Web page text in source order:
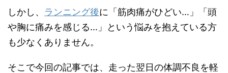
しかし、 ランニング後に「筋肉痛がひどい…」「頭
や胸に痛みを感じる…」という悩みを抱えている方
も少なくありません。
そこで今回の記事では、走った翌日の体調不良を軽